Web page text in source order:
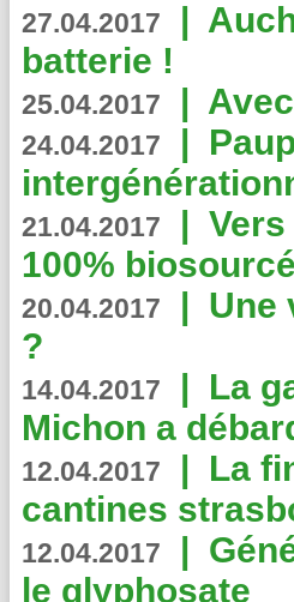
27.04.2017 |
batterie !
25.04.2017 |
24.04.2017 |
21.04.2017 |
100%
20.04.2017 | Une
?
14.04.2017 | La
Michon a
12.04.2017 | La
cantines
12.04.2017 |
le glyphosate